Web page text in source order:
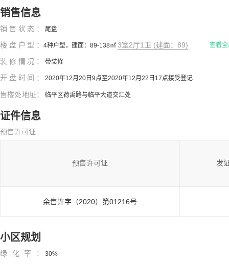
销售信息
销售状态： 尾盘
楼盘户型： 4种户型，建面：89-138㎡ 3室2厅1卫 (建面：89) 查看
装修情况： 带装修
开盘时间： 2020年12月20日9点至2020年12月22日17点接受登记
售楼处地址： 临平区荷禹路与临平大道交汇处
证件信息
预售许可证
预售许可证 发
余售许字（2020）第01216号
小区规划
绿化率： 30%